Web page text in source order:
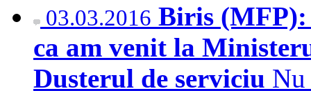
03.03.2016 Biris (MFP):
ca am venit la
Dusterul de serviciu Nu